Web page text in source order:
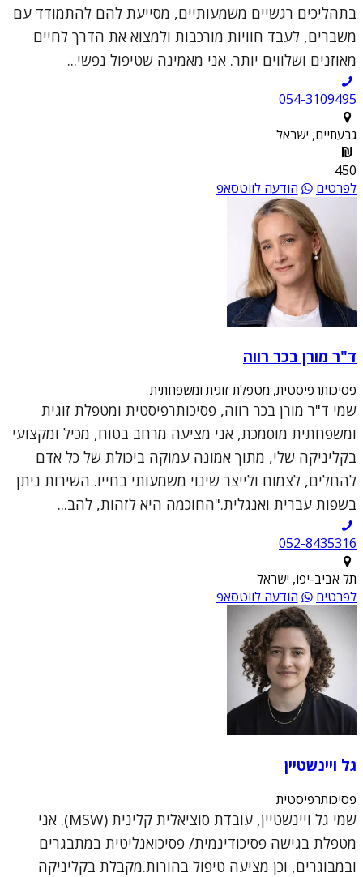
בתהליכים רגשיים משמעותיים, מסייעת להם להתמודד עם
משברים, לעבד חוויות מורכבות ולמצוא את הדרך לחיים
מאוזנים ושלווים יותר. אני מאמינה שטיפול נפשי...
054-3109495
גבעתיים, ישראל
450
לפרטים
הודעה לווטסאפ
ד"ר מורן בכר רווה
פסיכותרפיסטית, מטפלת זוגית ומשפחתית
שמי ד"ר מורן בכר רווה, פסיכותרפיסטית ומטפלת זוגית
ומשפחתית מוסמכת, אני מציעה מרחב בטוח, מכיל ומקצועי
בקליניקה שלי, מתוך אמונה עמוקה ביכולת של כל אדם
להחלים, לצמוח ולייצר שינוי משמעותי בחייו. השירות ניתן
בשפות עברית ואנגלית."החוכמה היא לזהות, להב...
052-8435316
תל אביב-יפו, ישראל
לפרטים
הודעה לווטסאפ
גל ויינשטיין
פסיכותרפיסטית
שמי גל ויינשטיין, עובדת סוציאלית קלינית (MSW). אני
מטפלת בגישה פסיכודינמית/ פסיכואנליטית במתבגרים
ובמבוגרים, וכן מציעה טיפול בהורות.מקבלת בקליניקה